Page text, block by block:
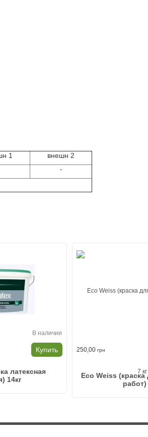
1
внешн 2
-
В наличии
Купить
латексная
14кг
250,00 грн
Eco Weiss
работ)